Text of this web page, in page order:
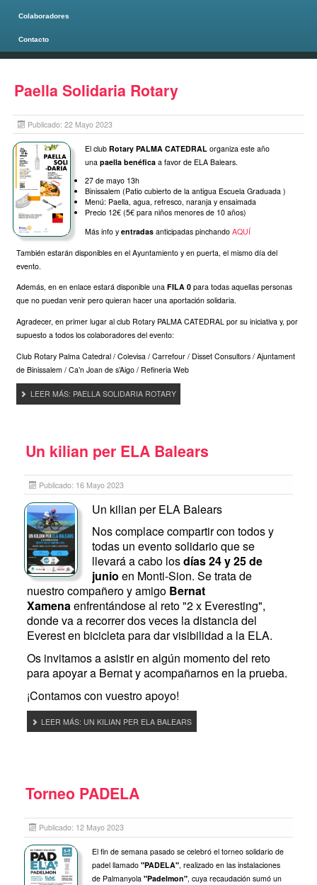
Colaboradores
Contacto
Paella Solidaria Rotary
Publicado: 22 Mayo 2023
El clubRotary PALMA CATEDRAL organiza este año
unapaella benéfica a favor de ELA Balears.
27 de mayo 13h
Binissalem (Patio cubierto de la antigua Escuela Graduada )
Menú: Paella, agua, refresco, naranja y ensaimada
Precio 12€ (5€ para niños menores de 10 años)
Más info yentradas anticipadas pinchandoAQUÍ
También estarán disponibles en el Ayuntamiento y en puerta, el mismo día del
evento.
Además, en en enlace estará disponible una FILA 0para todas aquellas personas
que no puedan venir pero quieran hacer una aportación solidaria.
Agradecer, en primer lugar al club Rotary PALMA CATEDRAL por su iniciativa y, por
supuesto a todos los colaboradores del evento:
Club Rotary Palma Catedral / Colevisa / Carrefour / Disset Consultors / Ajuntament
de Binissalem / Ca’n Joan de s’Aigo / Refineria Web
LEER MÁS: PAELLA SOLIDARIA ROTARY
Un kilian per ELA Balears
Publicado: 16 Mayo 2023
Un kilian per ELA Balears
Nos complace compartir con todos y
todas un evento solidario que se
llevará a cabo losdías 24 y 25 de
junio en Monti-Sion. Se trata de
nuestro compañero y amigo Bernat
Xamenaenfrentándose al reto "2 x Everesting",
donde va a recorrer dos veces la distancia del
Everest en bicicleta para dar visibilidad a la ELA.
Os invitamos a asistir en algún momento del reto
para apoyar a Bernat y acompañarnos en la prueba.
¡Contamos con vuestro apoyo!
LEER MÁS: UN KILIAN PER ELA BALEARS
Torneo PADELA
Publicado: 12 Mayo 2023
El fin de semana pasado se celebró el torneo solidario de
padel llamado "PADELA", realizado en las instalaciones
de Palmanyola "Padelmon", cuya recaudación sumó un